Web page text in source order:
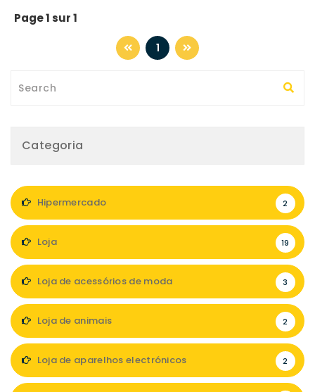
Page 1 sur 1
1
Categoria
Hipermercado 2
Loja 19
Loja de acessórios de moda 3
Loja de animais 2
Loja de aparelhos electrónicos 2